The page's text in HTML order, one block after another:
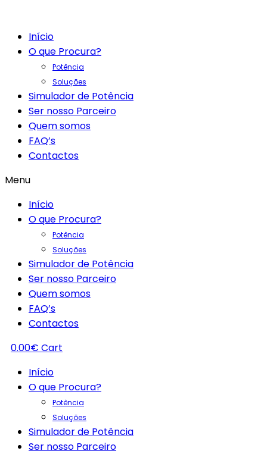
Início
O que Procura?
Potência
Soluções
Simulador de Potência
Ser nosso Parceiro
Quem somos
FAQ’s
Contactos
Menu
Início
O que Procura?
Potência
Soluções
Simulador de Potência
Ser nosso Parceiro
Quem somos
FAQ’s
Contactos
0.00€ Cart
Início
O que Procura?
Potência
Soluções
Simulador de Potência
Ser nosso Parceiro